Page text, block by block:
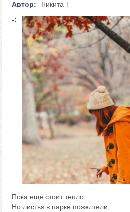
Автор:
Никита Т
-:
Пока ещё стоит тепло,
Но листья в парке пожелтели,